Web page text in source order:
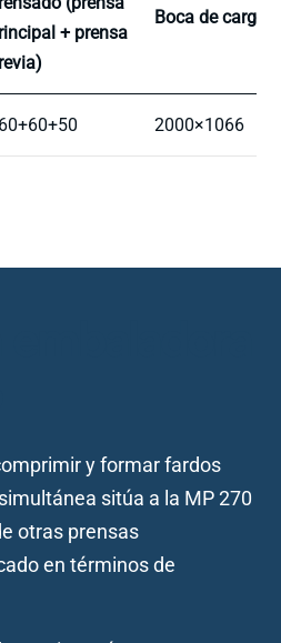
+ prensa
Boca de carga
2000×1066
y formar fardos
sitúa a la MP 270
otras prensas
en términos de